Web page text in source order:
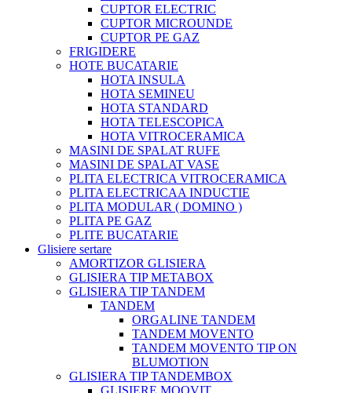
CUPTOR ELECTRIC
CUPTOR MICROUNDE
CUPTOR PE GAZ
FRIGIDERE
HOTE BUCATARIE
HOTA INSULA
HOTA SEMINEU
HOTA STANDARD
HOTA TELESCOPICA
HOTA VITROCERAMICA
MASINI DE SPALAT RUFE
MASINI DE SPALAT VASE
PLITA ELECTRICA VITROCERAMICA
PLITA ELECTRICAA INDUCTIE
PLITA MODULAR ( DOMINO )
PLITA PE GAZ
PLITE BUCATARIE
Glisiere sertare
AMORTIZOR GLISIERA
GLISIERA TIP METABOX
GLISIERA TIP TANDEM
TANDEM
ORGALINE TANDEM
TANDEM MOVENTO
TANDEM MOVENTO TIP ON
BLUMOTION
GLISIERA TIP TANDEMBOX
GLISIERE MOOVIT